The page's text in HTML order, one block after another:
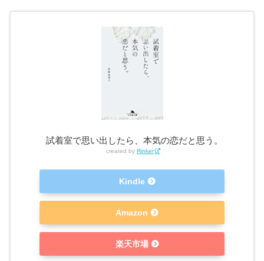
試着室で思い出したら、本気の恋だと思う。
created by Rinker
Kindle
Amazon
楽天市場